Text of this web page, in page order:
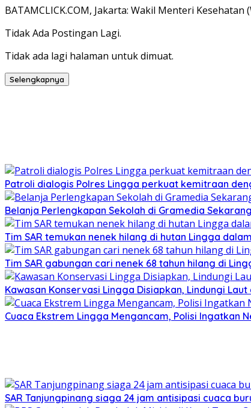
BATAMCLICK.COM, Jakarta: Wakil Menteri
Tidak Ada Postingan Lagi.
Tidak ada lagi halaman untuk dimuat.
Selengkapnya
Patroli dialogis Polres Lingga perkuat kemitraan
Belanja Perlengkapan Sekolah di Gramedia
Tim SAR temukan nenek hilang di hutan Lingga
Tim SAR gabungan cari nenek 68 tahun hilang di
Kawasan Konservasi Lingga Disiapkan, Lindungi
Cuaca Ekstrem Lingga Mengancam, Polisi Ingatkan
SAR Tanjungpinang siaga 24 jam antisipasi cuaca